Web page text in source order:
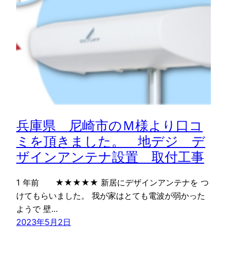
兵庫県 尼崎市のＭ様より口コ
ミを頂きました。 地デジ デ
ザインアンテナ設置 取付工事
1 年前 ★★★★★ 新居にデザインアンテナを つ
けてもらいました。 我が家はとても電波が弱かった
ようで 壁…
2023年5月2日